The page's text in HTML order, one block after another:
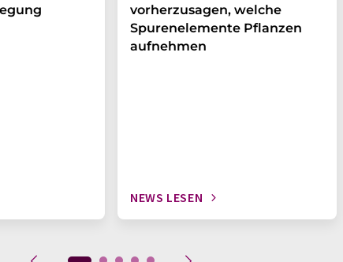
vorherzusagen, welche
Spurenelemente Pflanzen
aufnehmen
NEWS LESEN